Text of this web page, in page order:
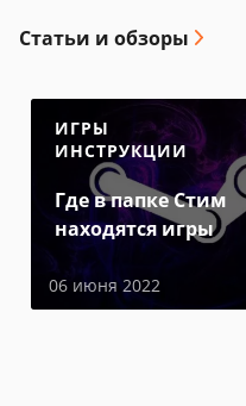
Статьи и обзоры
ИГРЫ
ИНСТРУКЦИИ
Где в папке Стим
находятся игры
06 июня 2022